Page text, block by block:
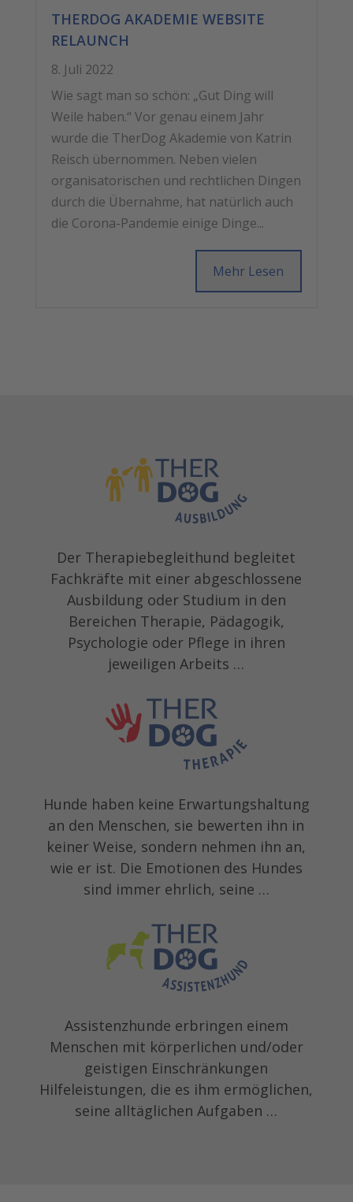
THERDOG AKADEMIE WEBSITE
RELAUNCH
8. Juli 2022
Wie sagt man so schön: „Gut Ding will
Weile haben.“ Vor genau einem Jahr
wurde die TherDog Akademie von Katrin
Reisch übernommen. Neben vielen
organisatorischen und rechtlichen Dingen
durch die Übernahme, hat natürlich auch
die Corona-Pandemie einige Dinge...
Mehr Lesen
Der Therapiebegleithund begleitet
Fachkräfte mit einer abgeschlossene
Ausbildung oder Studium in den
Bereichen Therapie, Pädagogik,
Psychologie oder Pflege in ihren
jeweiligen Arbeits …
Hunde haben keine Erwartungshaltung
an den Menschen, sie bewerten ihn in
keiner Weise, sondern nehmen ihn an,
wie er ist. Die Emotionen des Hundes
sind immer ehrlich, seine …
Assistenzhunde erbringen einem
Menschen mit körperlichen und/oder
geistigen Einschränkungen
Hilfeleistungen, die es ihm ermöglichen,
seine alltäglichen Aufgaben …